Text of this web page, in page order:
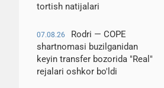
tortish natijalari
07.08.26
Rodri — COPE
shartnomasi buzilganidan
keyin transfer bozorida "Real"
rejalari oshkor bo'ldi